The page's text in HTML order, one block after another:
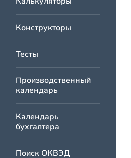
Конструкторы
Тесты
Производственный
календарь
Календарь
бухгалтера
Поиск ОКВЭД